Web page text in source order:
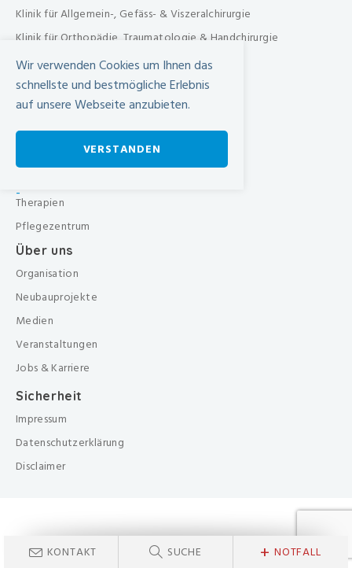
KONTAKT SUCHE + NOTFALL
Klinik für Allgemein-, Gefäss- & Viszeralchirurgie
Klinik für Orthopädie, Traumatologie & Handchirurgie
Urologische Klinik
Medizinische Klinik
Frauenklinik
Übergreifende medizinische Bereiche
Übergreifende Bereiche
Therapien
Pflegezentrum
Über uns
Organisation
Neubauprojekte
Medien
Veranstaltungen
Jobs & Karriere
Sicherheit
Impressum
Datenschutzerklärung
Disclaimer
Wir verwenden Cookies um Ihnen das
schnellste und bestmögliche Erlebnis
auf unsere Webseite anzubieten.
VERSTANDEN
-